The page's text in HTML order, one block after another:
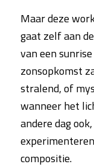
Maar deze
gaat zelf aan
van een
zonsopkomst
stralend, of
wanneer het
andere dag
compositie.